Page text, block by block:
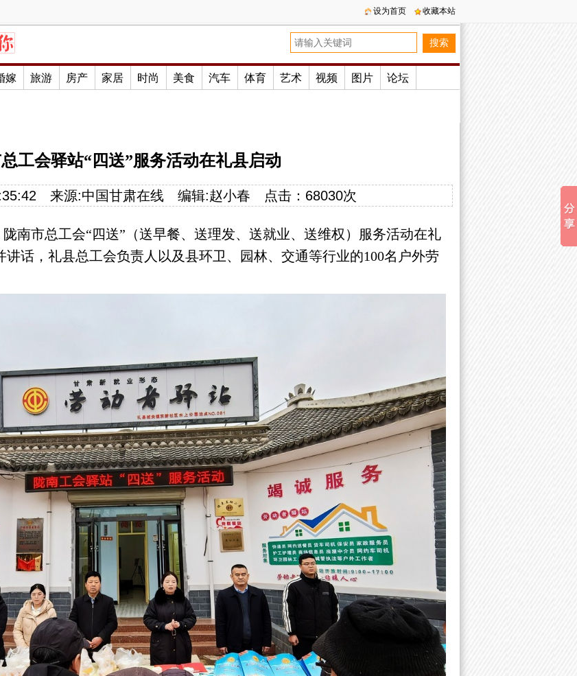
设为首页 收藏本站
嫁 旅游 房产 家居 时尚 美食 汽车 体育 艺术 视频 图片 论坛
工会驿站“四送”服务活动在礼县启动
来源:中国甘肃在线 编辑:赵小春 点击： 68030次
陇南市总工会“四送”（送早餐、送理发、送就业、送维权）服务活动在礼
话，礼县总工会负责人以及县环卫、园林、交通等行业的100名户外劳